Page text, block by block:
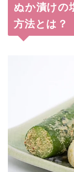
ぬか漬けの
方法とは？